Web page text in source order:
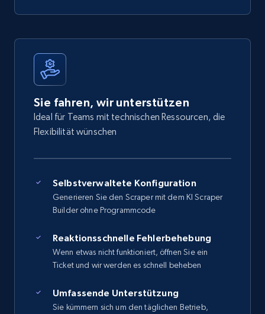
Sie fahren, wir unterstützen
Ideal für Teams mit technischen Ressourcen, die
Flexibilität wünschen
Selbstverwaltete Konfiguration
Generieren Sie den Scraper mit dem KI Scraper
Builder ohne Programmcode
Reaktionsschnelle Fehlerbehebung
Wenn etwas nicht funktioniert, öffnen Sie ein
Ticket und wir werden es schnell beheben
Umfassende Unterstützung
Sie kümmern sich um den täglichen Betrieb,